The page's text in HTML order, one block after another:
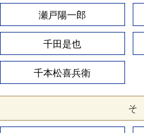
瀬戸陽一郎
千田是也
千本松喜兵衛
そ